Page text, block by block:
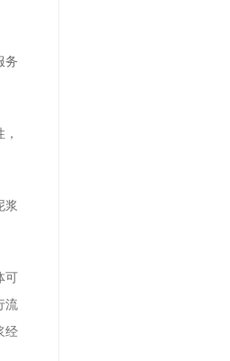
务
浆
可
流
经